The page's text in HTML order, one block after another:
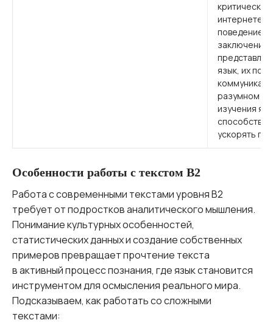
интернете и
поведение в
заключение,
язык, их
разумном
изучения
ускорять
Особенности работы с текстом B2
Работа с современными текстами уровня B2
требует от подростков аналитического мышления.
Понимание культурных особенностей,
статистических данных и создание собственных
примеров превращает прочтение текста
в активный процесс познания, где язык становится
инструментом для осмысления реального мира.
Подсказываем, как работать со сложными
текстами: